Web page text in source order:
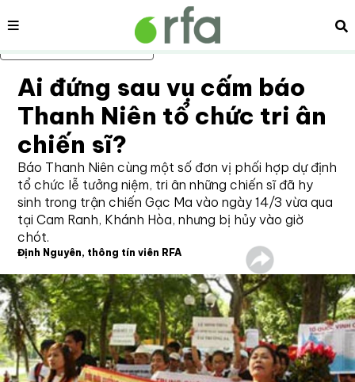
Bỏ qua nội dung chính
Nội dung
Ai đứng sau vụ cấm báo
Thanh Niên tổ chức tri ân
chiến sĩ?
Báo Thanh Niên cùng một số đơn vị phối hợp dự định
tổ chức lễ tưởng niệm, tri ân những chiến sĩ đã hy
sinh trong trận chiến Gạc Ma vào ngày 14/3 vừa qua
tại Cam Ranh, Khánh Hòa, nhưng bị hủy vào giờ
chót.
Định Nguyên, thông tín viên RFA